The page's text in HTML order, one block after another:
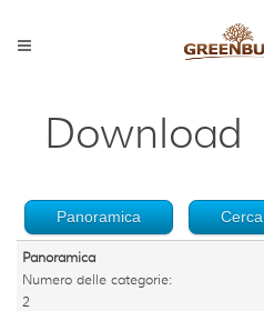
Download
Panoramica Cerca
Panoramica
Numero delle categorie:
2